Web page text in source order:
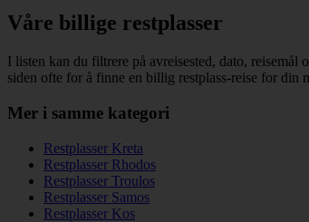
Våre billige restplasser
I listen kan du filtrere på avreisested, dato, reisemål
siden ofte for å finne en billig restplass-reise for din
Mer i samme kategori
Restplasser Kreta
Restplasser Rhodos
Restplasser Troulos
Restplasser Samos
Restplasser Kos